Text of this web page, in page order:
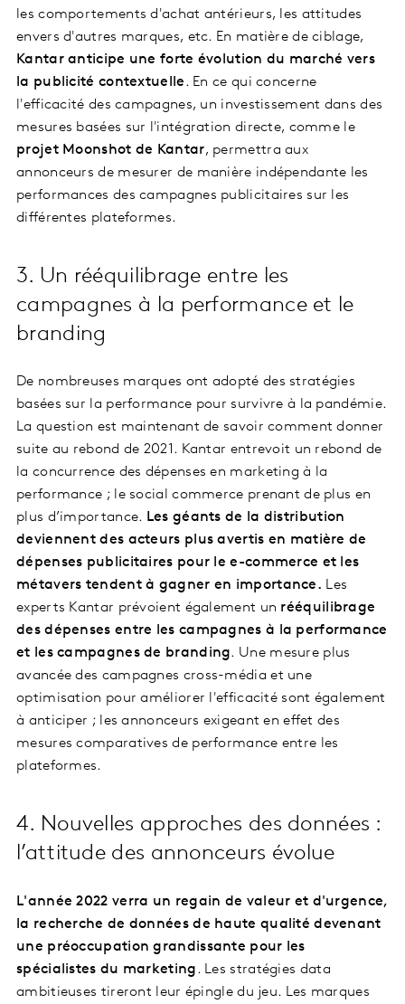
les comportements d'achat antérieurs, les attitudes
envers d'autres marques, etc. En matière de ciblage,
Kantar anticipe une forte évolution du marché vers
la publicité contextuelle. En ce qui concerne
l'efficacité des campagnes, un investissement dans des
mesures basées sur l'intégration directe, comme le
projet Moonshot de Kantar, permettra aux
annonceurs de mesurer de manière indépendante les
performances des campagnes publicitaires sur les
différentes plateformes.
3. Un rééquilibrage entre les
campagnes à la performance et le
branding
De nombreuses marques ont adopté des stratégies
basées sur la performance pour survivre à la pandémie.
La question est maintenant de savoir comment donner
suite au rebond de 2021. Kantar entrevoit un rebond de
la concurrence des dépenses en marketing à la
performance ; le social commerce prenant de plus en
plus d’importance. Les géants de la distribution
deviennent des acteurs plus avertis en matière de
dépenses publicitaires pour le e-commerce et les
métavers tendent à gagner en importance. Les
experts Kantar prévoient également un rééquilibrage
des dépenses entre les campagnes à la performance
et les campagnes de branding. Une mesure plus
avancée des campagnes cross-média et une
optimisation pour améliorer l'efficacité sont également
à anticiper ; les annonceurs exigeant en effet des
mesures comparatives de performance entre les
plateformes.
4. Nouvelles approches des données :
l’attitude des annonceurs évolue
L'année 2022 verra un regain de valeur et d'urgence,
la recherche de données de haute qualité devenant
une préoccupation grandissante pour les
spécialistes du marketing. Les stratégies data
ambitieuses tireront leur épingle du jeu. Les marques